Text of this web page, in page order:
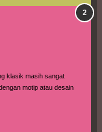
masih sangat
motip atau desain